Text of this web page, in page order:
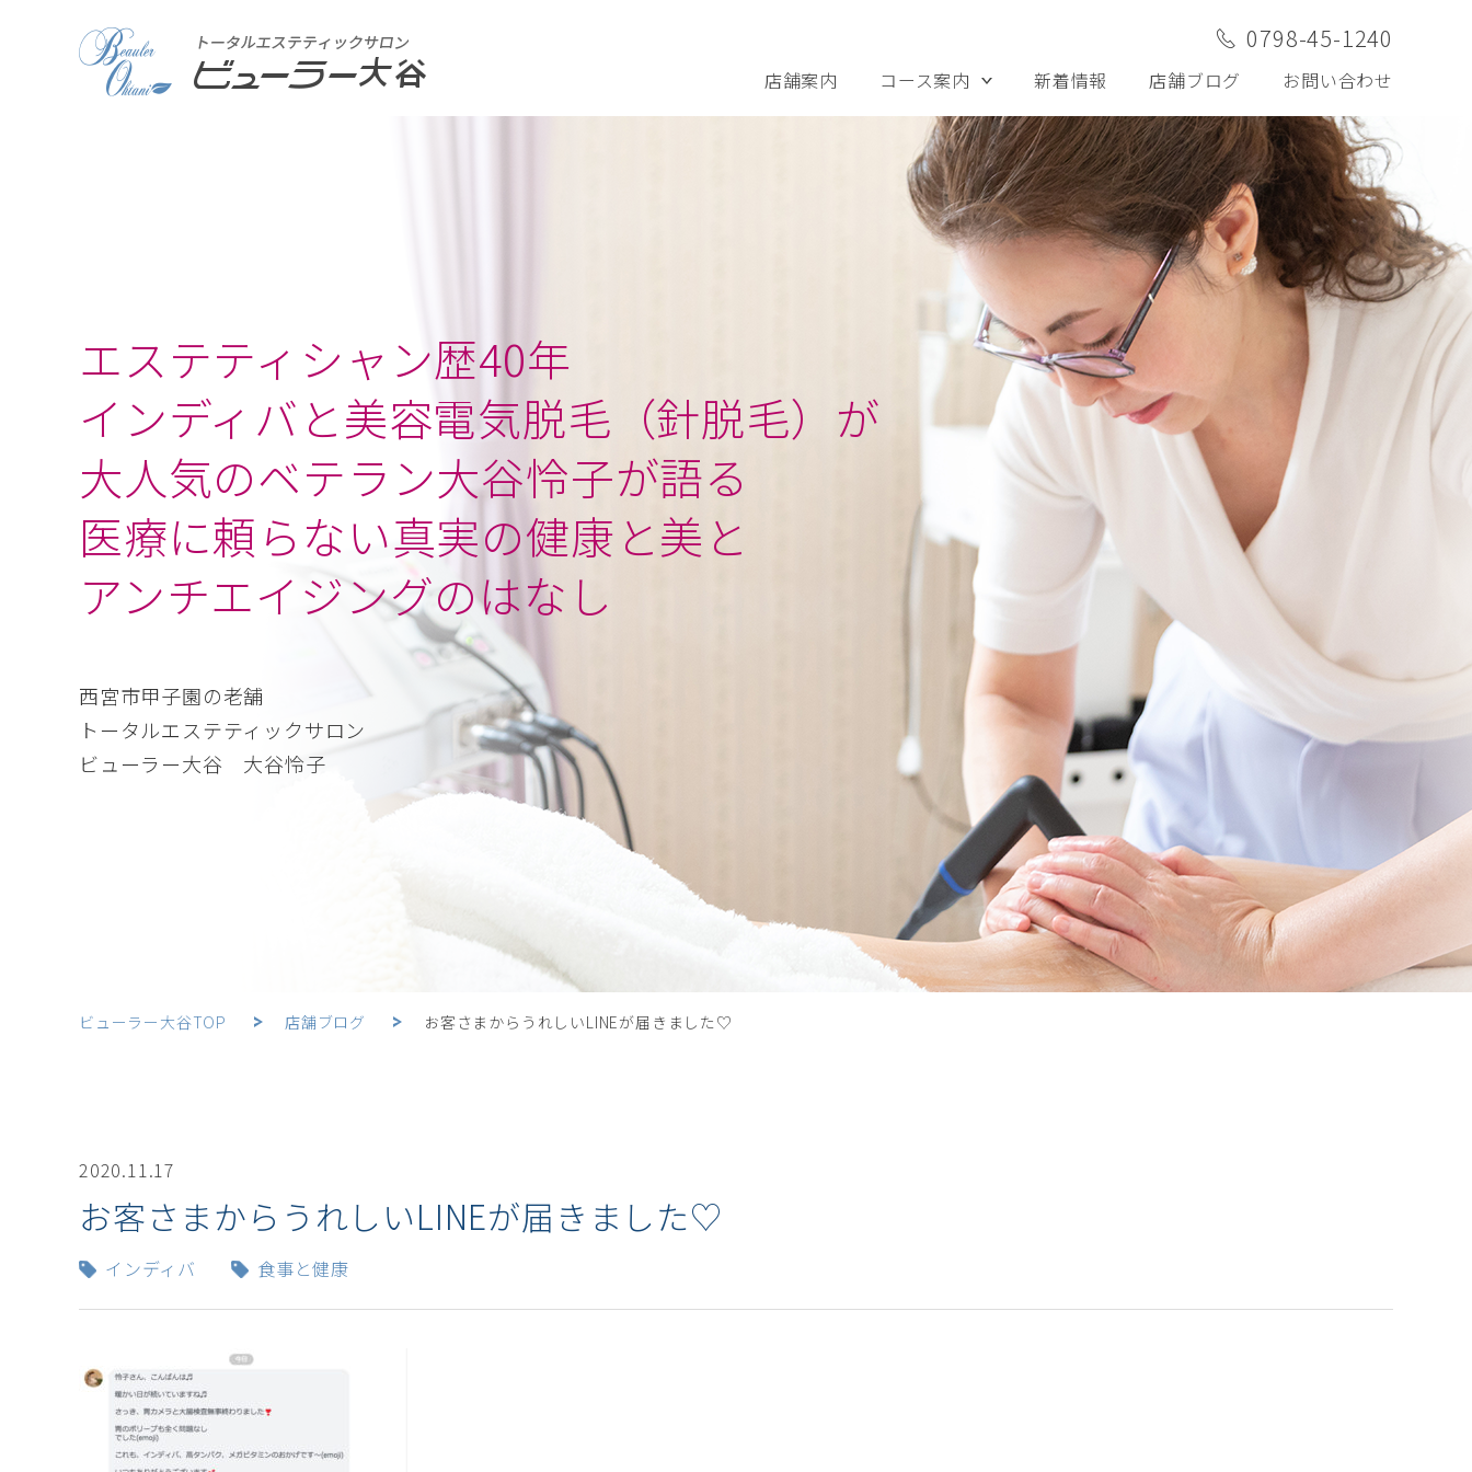
0798-45-1240
店舗案内 コース案内 新着情報 店舗ブログ お問い合わせ
さとう式リンパケア
エステティシャン歴40年
インディバと美容電気脱毛（針脱毛）が
大人気のベテラン大谷怜子が語る
医療に頼らない真実の健康と美と
アンチエイジングのはなし
西宮市甲子園の老舗
トータルエステティックサロン
ビューラー大谷 大谷怜子
ビューラー大谷TOP 店舗ブログ お客さまからうれしいLINEが届きました♡
2020.11.17
お客さまからうれしいLINEが届きました♡
インディバ 食事と健康